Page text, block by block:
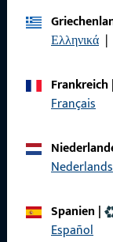
Ελληνικά |
Frankreich|
Français
Nederlands
Spanien |
Español